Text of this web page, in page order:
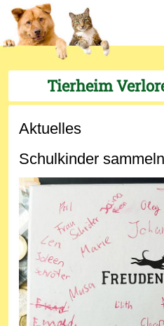
Tierheim
Aktuelles
Schulkinder